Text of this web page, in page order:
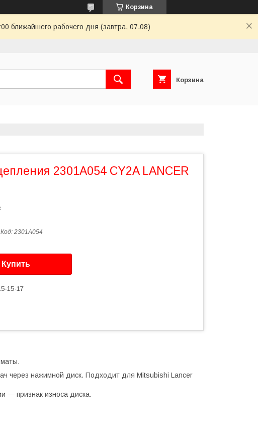
Корзина
ближайшего рабочего дня (завтра, 07.08)
Корзина
2301A054 CY2A LANCER
Код: 2301A054
Купить
15-17
через нажимной диск. Подходит для Mitsubishi Lancer
— признак износа диска.